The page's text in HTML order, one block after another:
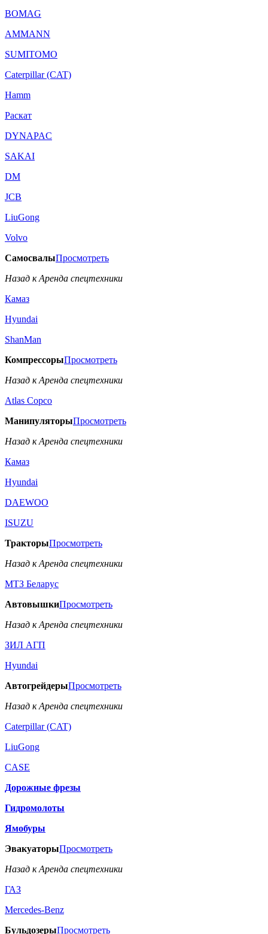
BOMAG
AMMANN
SUMITOMO
Caterpillar (CAT)
Hamm
Раскат
DYNAPAC
SAKAI
DM
JCB
LiuGong
Volvo
СамосвалыПросмотреть
Назад к Аренда спецтехники
Камаз
Hyundai
ShanMan
КомпрессорыПросмотреть
Назад к Аренда спецтехники
Аtlas Copco
МанипуляторыПросмотреть
Назад к Аренда спецтехники
Камаз
Hyundai
DAEWOO
ISUZU
ТракторыПросмотреть
Назад к Аренда спецтехники
МТЗ Беларус
АвтовышкиПросмотреть
Назад к Аренда спецтехники
ЗИЛ АГП
Hyundai
АвтогрейдерыПросмотреть
Назад к Аренда спецтехники
Caterpillar (CAT)
LiuGong
CASE
Дорожные фрезы
Гидромолоты
Ямобуры
ЭвакуаторыПросмотреть
Назад к Аренда спецтехники
ГАЗ
Mercedes-Benz
БульдозерыПросмотреть